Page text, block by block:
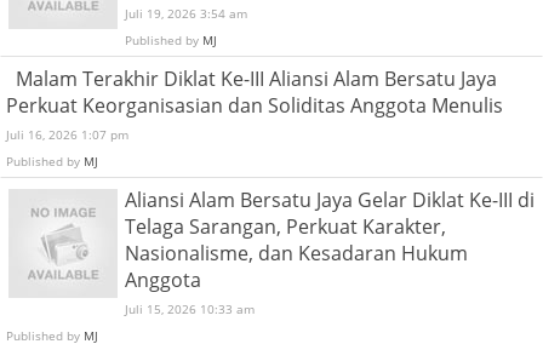
Juli 19, 2026 3:54 am
Published by MJ
Malam Terakhir Diklat Ke-III Aliansi Alam Bersatu Jaya
Perkuat Keorganisasian dan Soliditas Anggota Menulis
Juli 16, 2026 1:07 pm
Published by MJ
Aliansi Alam Bersatu Jaya Gelar Diklat Ke-III di
Telaga Sarangan, Perkuat Karakter,
Nasionalisme, dan Kesadaran Hukum
Anggota
Juli 15, 2026 10:33 am
Published by MJ